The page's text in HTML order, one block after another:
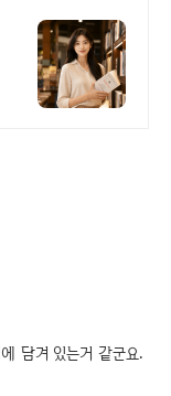
담겨 있는거 같군요.